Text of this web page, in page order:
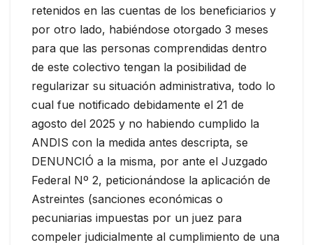
retenidos en las cuentas de los beneficiarios y
por otro lado, habiéndose otorgado 3 meses
para que las personas comprendidas dentro
de este colectivo tengan la posibilidad de
regularizar su situación administrativa, todo lo
cual fue notificado debidamente el 21 de
agosto del 2025 y no habiendo cumplido la
ANDIS con la medida antes descripta, se
DENUNCIÓ a la misma, por ante el Juzgado
Federal Nº 2, peticionándose la aplicación de
Astreintes (sanciones económicas o
pecuniarias impuestas por un juez para
compeler judicialmente al cumplimiento de una